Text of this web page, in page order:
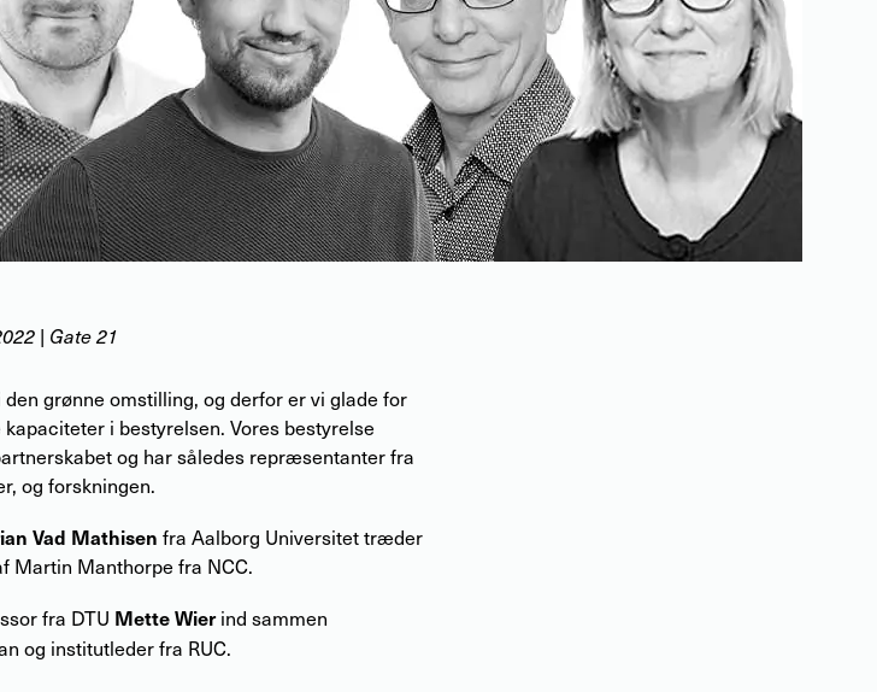
| Gate 21
grønne omstilling, og derfor er vi glade for
i bestyrelsen. Vores bestyrelse
og har således repræsentanter fra
og forskningen.
Vad Mathisen fra Aalborg Universitet træder
Martin Manthorpe fra NCC.
fra DTU Mette Wierind sammen
og institutleder fra RUC.